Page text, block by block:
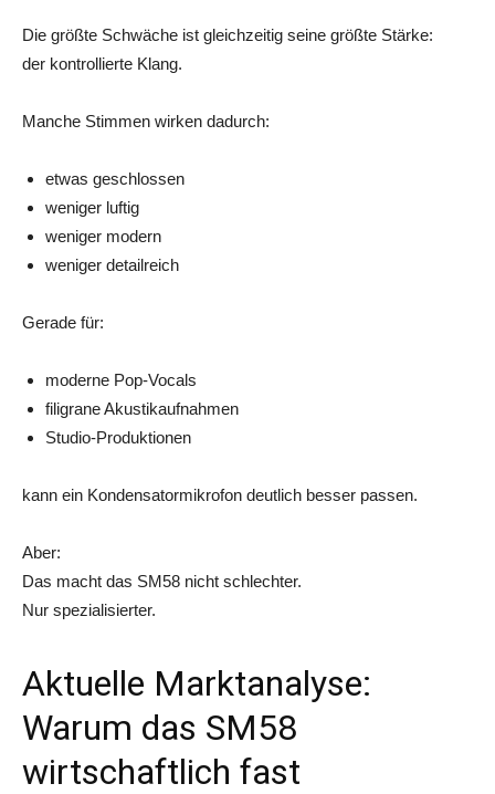
Die größte Schwäche ist gleichzeitig seine größte Stärke:
der kontrollierte Klang.
Manche Stimmen wirken dadurch:
etwas geschlossen
weniger luftig
weniger modern
weniger detailreich
Gerade für:
moderne Pop-Vocals
filigrane Akustikaufnahmen
Studio-Produktionen
kann ein Kondensatormikrofon deutlich besser passen.
Aber:
Das macht das SM58 nicht schlechter.
Nur spezialisierter.
Aktuelle Marktanalyse:
Warum das SM58
wirtschaftlich fast